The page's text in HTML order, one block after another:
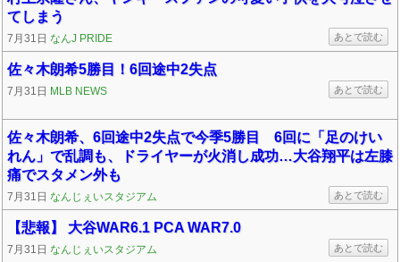
てしまう
7月31日 なんJ PRIDE あとで読む
佐々木朗希5勝目！6回途中2失点
7月31日 MLB NEWS あとで読む
佐々木朗希、6回途中2失点で今季5勝目 6回に「足のけい
れん」で乱調も、ドライヤーが火消し成功…大谷翔平は左膝
痛でスタメン外も
7月31日 なんじぇいスタジアム あとで読む
【悲報】 大谷WAR6.1 PCA WAR7.0
7月31日 なんじぇいスタジアム あとで読む